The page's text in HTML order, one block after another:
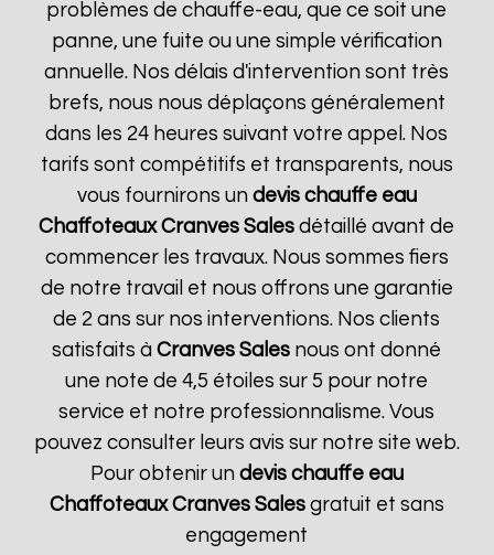
problèmes de chauffe-eau, que ce soit une
panne, une fuite ou une simple vérification
annuelle. Nos délais d'intervention sont très
brefs, nous nous déplaçons généralement
dans les 24 heures suivant votre appel. Nos
tarifs sont compétitifs et transparents, nous
vous fournirons un devis chauffe eau
Chaffoteaux Cranves Sales détaillé avant de
commencer les travaux. Nous sommes fiers
de notre travail et nous offrons une garantie
de 2 ans sur nos interventions. Nos clients
satisfaits àCranves Sales nous ont donné
une note de 4,5 étoiles sur 5 pour notre
service et notre professionnalisme. Vous
pouvez consulter leurs avis sur notre site web.
Pour obtenir un devis chauffe eau
Chaffoteaux Cranves Salesgratuit et sans
engagement